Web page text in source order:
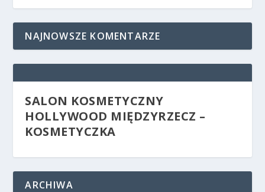
NAJNOWSZE KOMENTARZE
SALON KOSMETYCZNY
HOLLYWOOD MIĘDZYRZECZ –
KOSMETYCZKA
ARCHIWA